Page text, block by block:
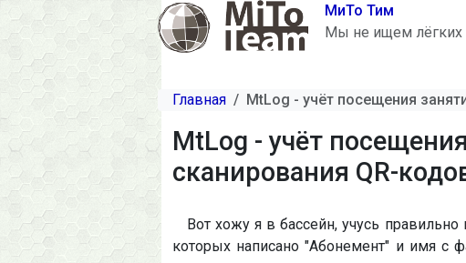
Перейти к основному содержанию
МиТо Тим
Мы не ищем лёгких
Главная MtLog - учёт посещения
MtLog - учёт
сканирования QR-
Вот хожу я в бассейн, учусь
которых написано "Абонемент" и имя с